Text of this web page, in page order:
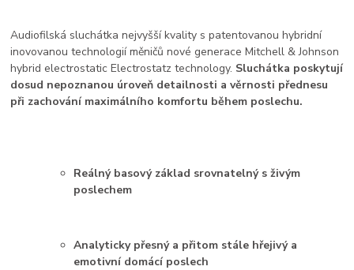
Audiofilská sluchátka nejvyšší kvality s patentovanou hybridní
inovovanou technologií měničů nové generace Mitchell & Johnson
hybrid electrostatic Electrostatz technology. Sluchátka poskytují
dosud nepoznanou úroveň detailnosti a věrnosti přednesu
při zachování maximálního komfortu během poslechu.
Reálný basový základ srovnatelný s živým
poslechem
Analyticky přesný a přitom stále hřejivý a
emotivní domácí poslech